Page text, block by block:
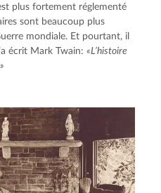
plus fortement réglementé
sont beaucoup plus
mondiale. Et pourtant, il
écrit Mark Twain: «L’histoire